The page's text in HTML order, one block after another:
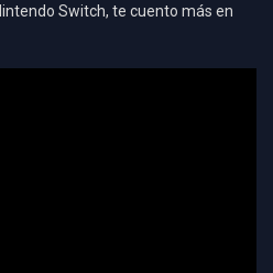
Switch, te cuento más en